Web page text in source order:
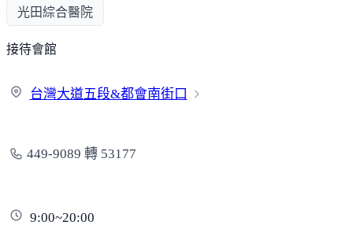
光田綜合醫院
接待會館
台灣大道五段&都會南街口
449-9089 轉 53177
9:00~20:00